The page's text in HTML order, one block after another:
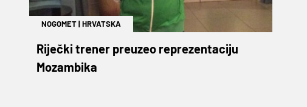
NOGOMET|HRVATSKA
Riječki trener preuzeo reprezentaciju
Mozambika